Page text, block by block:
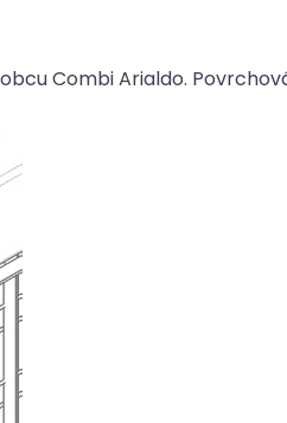
Combi Arialdo.